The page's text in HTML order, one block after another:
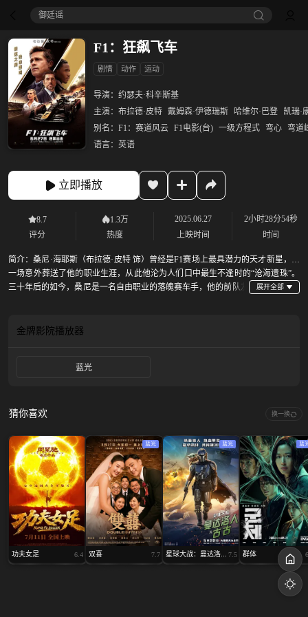
御廷谣‎
F1：狂飙飞车
剧情 动作 运动
导演： 约瑟夫·科辛斯基
主演： 布拉德·皮特 戴姆森·伊德瑞斯 哈维尔·巴登
凯瑞·
别名： F1：赛道风云 F1电影(台) 一级方程式 弯心
弯道
语言： 英语
立即播放
8.7
评分
1.3万
热度
2025.06.27
上映时间
2小时28分54秒
时间
简介：桑尼·海耶斯（布拉德·皮特 饰）曾经是F1赛场上最具潜力的天才新星，但
一场意外葬送了他的职业生涯，从此他沦为人们口中最生不逢时的“沧海遗珠”。
三十年后的如今，桑尼是一名自由职业的落魄赛车手，他的前队友
世界证明自己仍是顶尖车手的最佳契机。桑尼将与车队的热门新秀乔舒亚·皮尔斯
F1的世界里，并肩作战的队友也会是最强劲的对手，而通往自我救赎的道路，绝
金牌影院播放器
蓝光
猜你喜欢 换一换
功夫女足 6.4
蓝光
双喜 7.7
蓝光
星球大战：曼达洛... 7.5
蓝
群体